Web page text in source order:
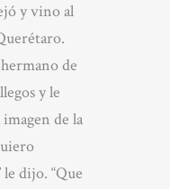
y vino al
de
y le
de la
dijo. “Que